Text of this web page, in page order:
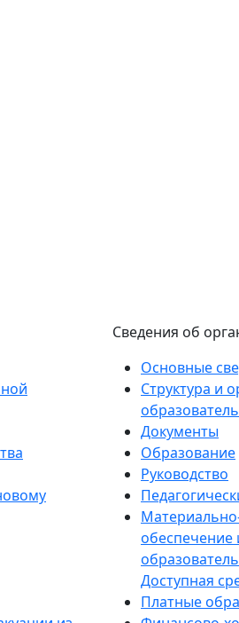
Сведения об
Основные
Структура и
Документы
Образование
Руководство
обеспечение
Доступная
Платные